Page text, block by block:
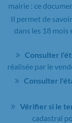
mairie : ce
Il permet de
dans les 18
Consulter
réalisée par le
Consulter
Vérifier si le
cadastral